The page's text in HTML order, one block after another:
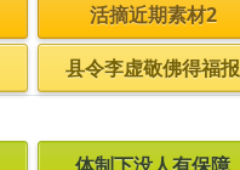
活摘近期素材2
县令李虚敬佛得福报